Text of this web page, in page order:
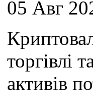
05 Авг
торгівлі
активів